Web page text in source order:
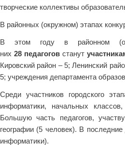
творческие коллективы
В районных (окружном) этапах
В этом году в районном
них 28 педагогов станут
Кировский район – 5; Ленинский
5; учреждения департамента
Среди участников городского
информатики, начальных
Большую часть педагогов,
географии (5 человек). В
информатики).